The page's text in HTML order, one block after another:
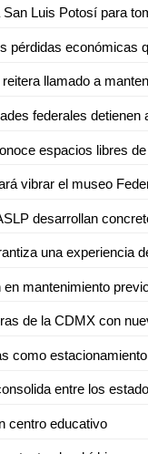
como estacionamiento
centro educativo